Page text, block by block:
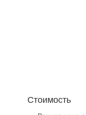
Стоимость